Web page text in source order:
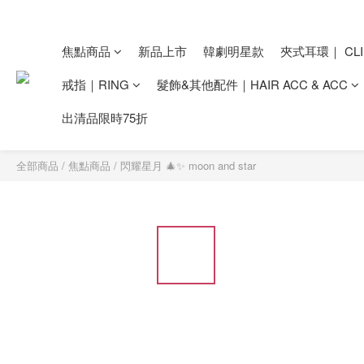
焦點商品 新品上市 韓劇明星款
夾式耳環｜
戒指｜RING
髮飾&其他配件｜HAIR ACC & ACC
出清品限時75折
全部商品 / 焦點商品 / 閃耀星月 🎄✨ moon and star